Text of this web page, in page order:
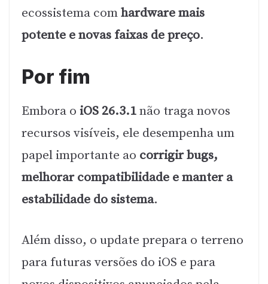
ecossistema comhardware mais
potente e novas faixas de preço.
Por fim
Embora o iOS 26.3.1não traga novos
recursos visíveis, ele desempenha um
papel importante ao corrigir bugs,
melhorar compatibilidade e manter a
estabilidade do sistema.
Além disso, o update prepara o terreno
para futuras versões do iOS e para